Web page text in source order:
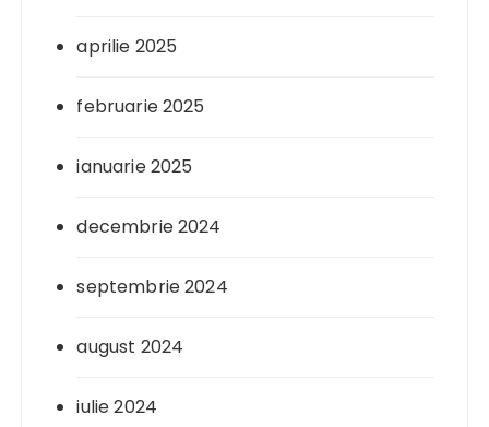
aprilie 2025
februarie 2025
ianuarie 2025
decembrie 2024
septembrie 2024
august 2024
iulie 2024